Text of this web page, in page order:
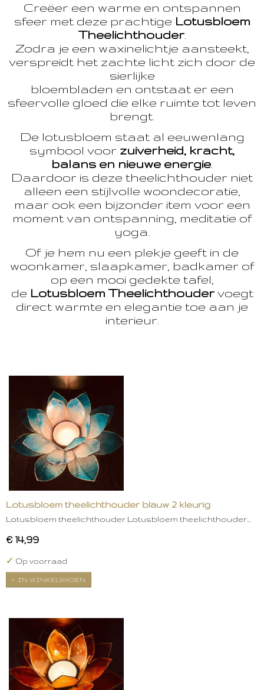
Creëer een warme en ontspannen
sfeer met deze prachtige Lotusbloem
Theelichthouder.
Zodra je een waxinelichtje aansteekt,
verspreidt het zachte licht zich door de
sierlijke
bloembladen en ontstaat er een
sfeervolle gloed die elke ruimte tot leven
brengt.
De lotusbloem staat al eeuwenlang
symbool voor zuiverheid, kracht,
balans en nieuwe energie
Daardoor is deze theelichthouder niet
alleen een stijlvolle woondecoratie,
maar ook een bijzonder item voor een
moment van ontspanning, meditatie of
yoga.
Of je hem nu een plekje geeft in de
woonkamer, slaapkamer, badkamer of
op een mooi gedekte tafel,
de Lotusbloem Theelichthoudervoegt
direct warmte en elegantie toe aan je
interieur.
Lotusbloem theelichthouder blauw 2 kleurig
Lotusbloem theelichthouder Lotusbloem theelichthouder…
€ 14,99
✓ Op voorraad
IN WINKELWAGEN